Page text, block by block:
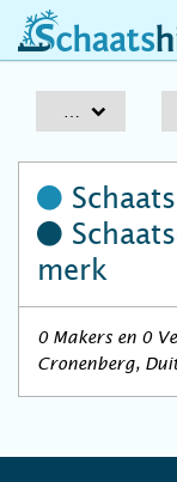
merk
0 Makers en 0
Cronenberg,